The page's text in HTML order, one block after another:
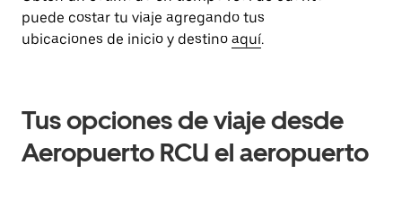
puede costar tu viaje agregando tus
ubicaciones de inicio y destino aquí.
Tus opciones de viaje desde
Aeropuerto RCU el aeropuerto